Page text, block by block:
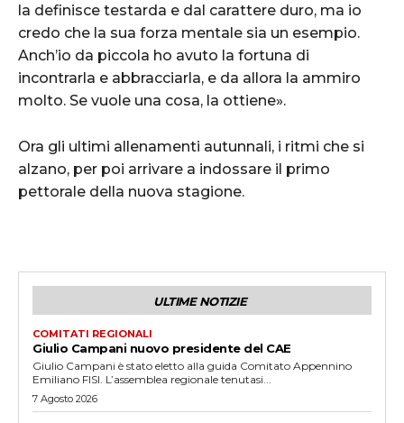
la definisce testarda e dal carattere duro, ma io
credo che la sua forza mentale sia un esempio.
Anch’io da piccola ho avuto la fortuna di
incontrarla e abbracciarla, e da allora la ammiro
molto. Se vuole una cosa, la ottiene».
Ora gli ultimi allenamenti autunnali, i ritmi che si
alzano, per poi arrivare a indossare il primo
pettorale della nuova stagione.
ULTIME NOTIZIE
COMITATI REGIONALI
Giulio Campani nuovo presidente del CAE
Giulio Campani è stato eletto alla guida Comitato Appennino
Emiliano FISI. L’assemblea regionale tenutasi...
7 Agosto 2026